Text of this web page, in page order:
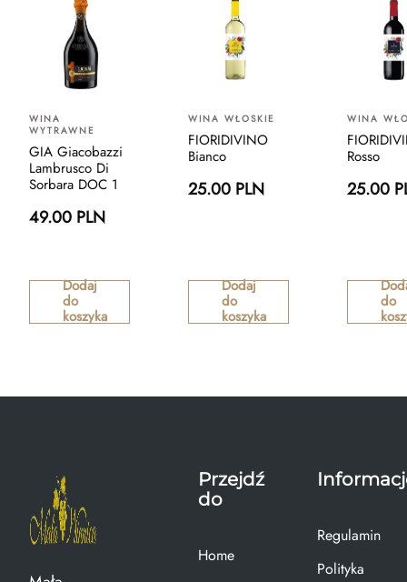
WINA
WYTRAWNE
GIA Giacobazzi
Lambrusco Di
Sorbara DOC 1
49.00 PLN
Dodaj
do
koszyka
WINA WŁOSKIE
FIORIDIVINO
Bianco
25.00 PLN
Dodaj
do
koszyka
WINA
Rosso
25.00
do
Przejdź
do
Home
Regulamin
Polityka